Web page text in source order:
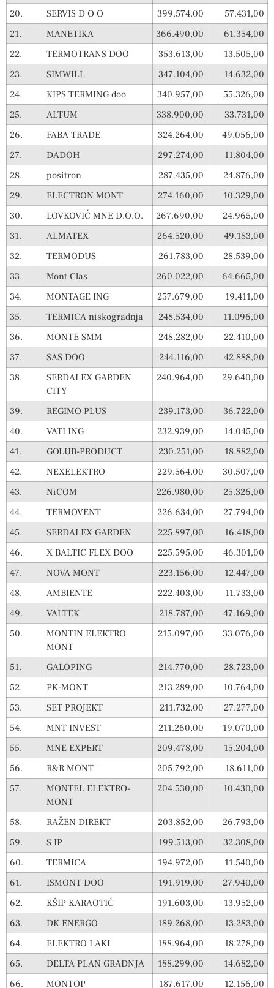
20.
SERVIS D O O 399.574,00
57.431,00
21.
MANETIKA 366.490,00
61.354,00
22.
TERMOTRANS DOO 353.613,00
13.505,00
23.
SIMWILL 347.104,00
14.632,00
24.
KIPS TERMING doo 340.957,00
55.326,00
25.
ALTUM 338.900,00
33.731,00
26.
FABA TRADE 324.264,00
49.056,00
27.
DADOH 297.274,00
11.804,00
28.
positron 287.435,00
24.876,00
29.
ELECTRON MONT 274.160,00
10.329,00
30.
LOVKOVIĆ MNE D.O.O. 267.690,00
24.965,00
31.
ALMATEX 264.520,00
49.183,00
32.
TERMODUS 261.783,00
28.539,00
33.
Mont Clas 260.022,00
64.665,00
34.
MONTAGE ING 257.679,00
19.411,00
35.
TERMICA niskogradnja 248.534,00
11.096,00
36.
MONTE SMM 248.282,00
22.410,00
37.
SAS DOO 244.116,00
42.888,00
38.
SERDALEX GARDEN
CITY
240.964,00 29.640,00
39. REGIMO PLUS 239.173,00
36.722,00
40.
VATI ING 232.939,00
14.045,00
41.
GOLUB-PRODUCT 230.251,00
18.882,00
42.
NEXELEKTRO 229.564,00
30.507,00
43.
NiCOM 226.980,00
25.326,00
44.
TERMOVENT 226.634,00
27.794,00
45.
SERDALEX GARDEN 225.897,00
16.418,00
46.
X BALTIC FLEX DOO 225.595,00
46.301,00
47.
NOVA MONT 223.156,00
12.447,00
48.
AMBIENTE 222.403,00
11.733,00
49.
VALTEK 218.787,00
47.169,00
50.
MONTIN ELEKTRO
MONT
215.097,00 33.076,00
51. GALOPING 214.770,00
28.723,00
52.
PK-MONT 213.289,00
10.764,00
53.
SET PROJEKT 211.732,00
27.277,00
54.
MNT INVEST 211.260,00
19.070,00
55.
MNE EXPERT 209.478,00
15.204,00
56.
R&R MONT 205.792,00
18.611,00
57.
MONTEL ELEKTRO-
MONT
204.530,00 10.430,00
58. RAŽEN DIREKT 203.852,00
26.793,00
59.
S IP 199.513,00
32.308,00
60.
TERMICA 194.972,00
11.540,00
61.
ISMONT DOO 191.919,00
27.940,00
62.
KŠIP KARAOTIĆ 191.603,00
13.952,00
63.
DK ENERGO 189.268,00
13.283,00
64.
ELEKTRO LAKI 188.964,00
18.278,00
65.
DELTA PLAN GRADNJA 188.299,00
14.682,00
66.
MONTOP 187.617,00 12.156,00